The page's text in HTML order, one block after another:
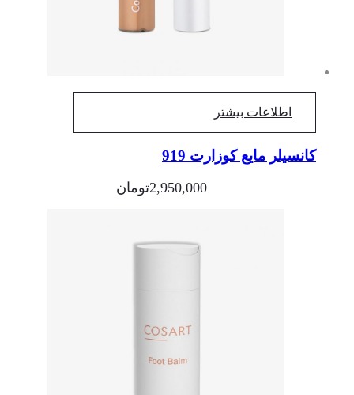
اطلاعات بیشتر
کانسیلر مایع کوزارت 919
2,950,000تومان